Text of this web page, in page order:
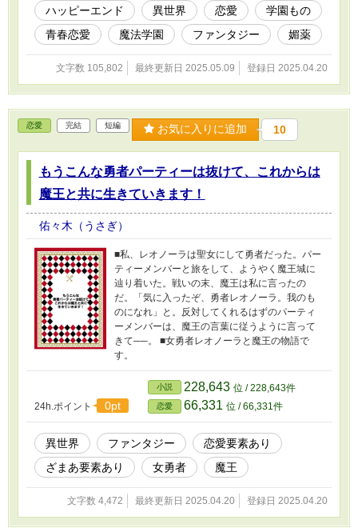
た、青春ラブストーリーです。 ■BL18禁要素が
ありますのでご注意ください。
ハッピーエンド 異世界 恋愛
学園もの
青春恋愛
魔法学園 ファンタジー 媚薬
文字数 105,802 最終更新日 2025.05.09 登録日 2025.04.20
恋愛 完結 短編 お気に入りに追加 10
もうこんな勇者パーティーは抜けて、これからは
魔王と共に生きていきます！
佑々木（うさぎ）
■私、レオノーラは聖女にして勇者だった。パー
ティーメンバーと旅をして、ようやく魔王城に
辿り着いた。戦いの末、魔王は私に言ったの
だ。「気に入ったぞ、勇者レオノーラ。我のも
のになれ」と。反対してくれるはずのパーティ
ーメンバーは、魔王の言葉に従うように言って
きて──。 ■女勇者レオノーラと魔王の物語で
す。
24h.ポイント 0pt
小説 228,643 位 / 228,643件
恋愛 66,331 位 / 66,331件
異世界 ファンタジー
恋愛要素あり
ざまあ要素あり
女勇者 魔王
文字数 4,472 最終更新日 2025.04.20 登録日 2025.04.20